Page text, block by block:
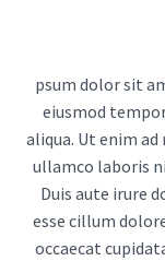
psum dolor sit
eiusmod
aliqua. Ut enim
ullamco laboris
Duis aute irure
esse cillum
occaecat